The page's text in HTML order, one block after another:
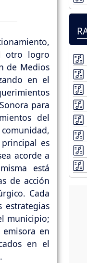
otro logro
de Medios
en el
para
del
es
acorde a
está
de acción
Cada
estrategias
municipio;
en
en el